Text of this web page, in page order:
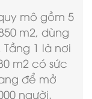
mô gồm 5
m2, dùng
1 là nơi
m2 có sức
để mở
người.